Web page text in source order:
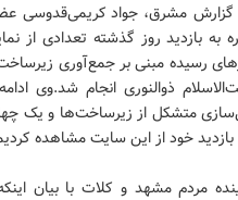
گزارش مشرق،جواد کریمی‌قدوسی
به بازدید روز گذشته تعدادی از
رسیده مبنی بر جمع‌آوری
ذوالنوری انجام شد.وی
متشکل از زیرساخت‌ها و یک
خود از این سایت مشاهده